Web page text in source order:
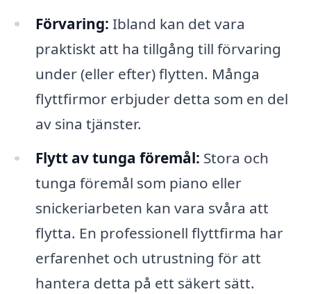
Förvaring: Ibland kan det vara
praktiskt att ha tillgång till förvaring
under (eller efter) flytten. Många
flyttfirmor erbjuder detta som en del
av sina tjänster.
Flytt av tunga föremål: Stora och
tunga föremål som piano eller
snickeriarbeten kan vara svåra att
flytta. En professionell flyttfirma har
erfarenhet och utrustning för att
hantera detta på ett säkert sätt.